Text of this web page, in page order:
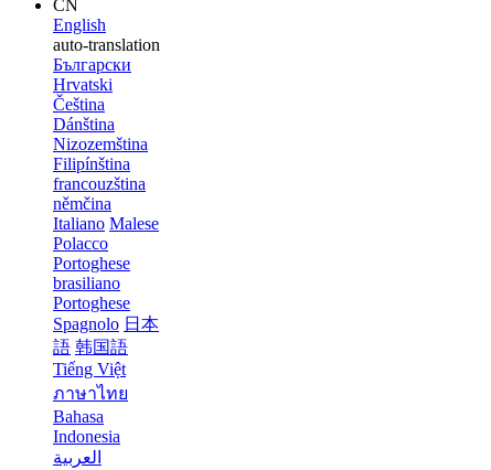
CN
English
auto-translation
Български
Hrvatski
Čeština
Dánština
Nizozemština
Filipínština
francouzština
němčina
Italiano Malese
Polacco
Portoghese
brasiliano
Portoghese
Spagnolo 日本
語 韩国語
Tiếng Việt
ภาษาไทย
Bahasa
Indonesia
العربية